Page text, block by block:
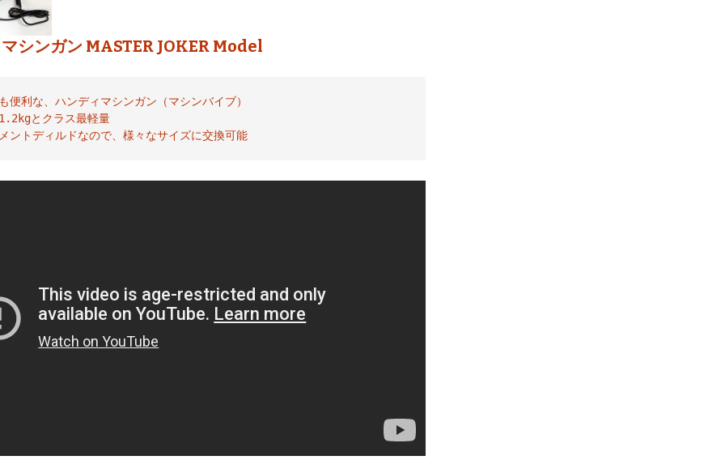
シンガン MASTER JOKER Model
便利な、ハンディマシンガン（マシンバイブ）
とクラス最軽量
ントディルドなので、様々なサイズに交換可能